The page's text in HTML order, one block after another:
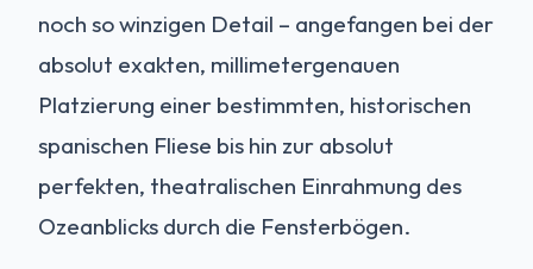
noch so winzigen Detail – angefangen bei der
absolut exakten, millimetergenauen
Platzierung einer bestimmten, historischen
spanischen Fliese bis hin zur absolut
perfekten, theatralischen Einrahmung des
Ozeanblicks durch die Fensterbögen.